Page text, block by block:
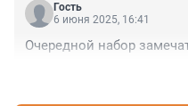
Гость
6 июня 2025, 16:41
Очередной набор